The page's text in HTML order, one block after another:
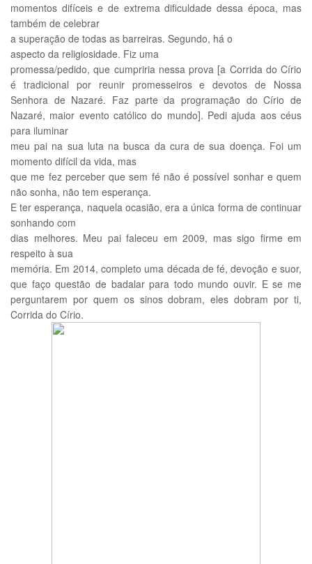
momentos difíceis e de extrema dificuldade dessa época, mas
também de celebrar
a superação de todas as barreiras. Segundo, há o
aspecto da religiosidade. Fiz uma
promessa/pedido, que cumpriria nessa prova [a Corrida do Círio
é tradicional por reunir promesseiros e devotos de Nossa
Senhora de Nazaré. Faz parte da programação do Círio de
Nazaré, maior evento católico do mundo]. Pedi ajuda aos céus
para iluminar
meu pai na sua luta na busca da cura de sua doença. Foi um
momento difícil da vida, mas
que me fez perceber que sem fé não é possível sonhar e quem
não sonha, não tem esperança.
E ter esperança, naquela ocasião, era a única forma de continuar
sonhando com
dias melhores. Meu pai faleceu em 2009, mas sigo firme em
respeito à sua
memória. Em 2014, completo uma década de fé, devoção e suor,
que faço questão de badalar para todo mundo ouvir. E se me
perguntarem por quem os sinos dobram, eles dobram por ti,
Corrida do Círio.